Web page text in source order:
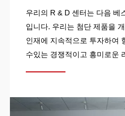
우리의 R & D 센터는 다음 베
입니다. 우리는 첨단 제품을
인재에 지속적으로 투자하여
수있는 경쟁적이고 흥미로운